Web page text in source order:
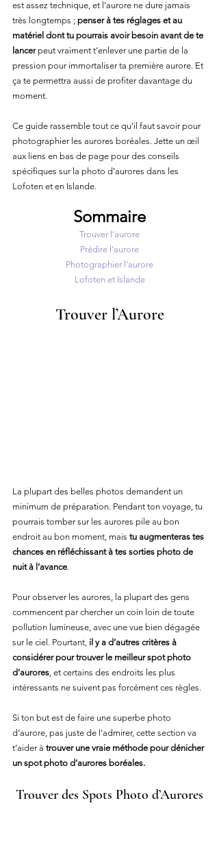
est assez technique, et l’aurore ne dure jamais
très longtemps ; penser à tes réglages et au
matériel dont tu pourrais avoir besoin avant de te
lancer peut vraiment t’enlever une partie de la
pression pour immortaliser ta première aurore. Et
ça te permettra aussi de profiter davantage du
moment.
Ce guide rassemble tout ce qu’il faut savoir pour
photographier les aurores boréales. Jette un œil
aux liens en bas de page pour des conseils
spécifiques sur la photo d’aurores dans les
Lofoten et en Islande.
Sommaire
Trouver l’aurore
Prédire l’aurore
Photographier l’aurore
Lofoten et Islande
Trouver l’Aurore
La plupart des belles photos demandent un
minimum de préparation. Pendant ton voyage, tu
pourrais tomber sur les aurores pile au bon
endroit au bon moment, mais tu augmenteras tes
chances en réfléchissant à tes sorties photo de
nuit à l’avance.
Pour observer les aurores, la plupart des gens
commencent par chercher un coin loin de toute
pollution lumineuse, avec une vue bien dégagée
sur le ciel. Pourtant, il y a d’autres critères à
considérer pour trouver le meilleur spot photo
d’aurores , et certains des endroits les plus
intéressants ne suivent pas forcément ces règles.
Si ton but est de faire une superbe photo
d’aurore, pas juste de l’admirer, cette section va
t’aider à trouver une vraie méthode pour dénicher
un spot photo d’aurores boréales.
Trouver des Spots Photo d’Aurores